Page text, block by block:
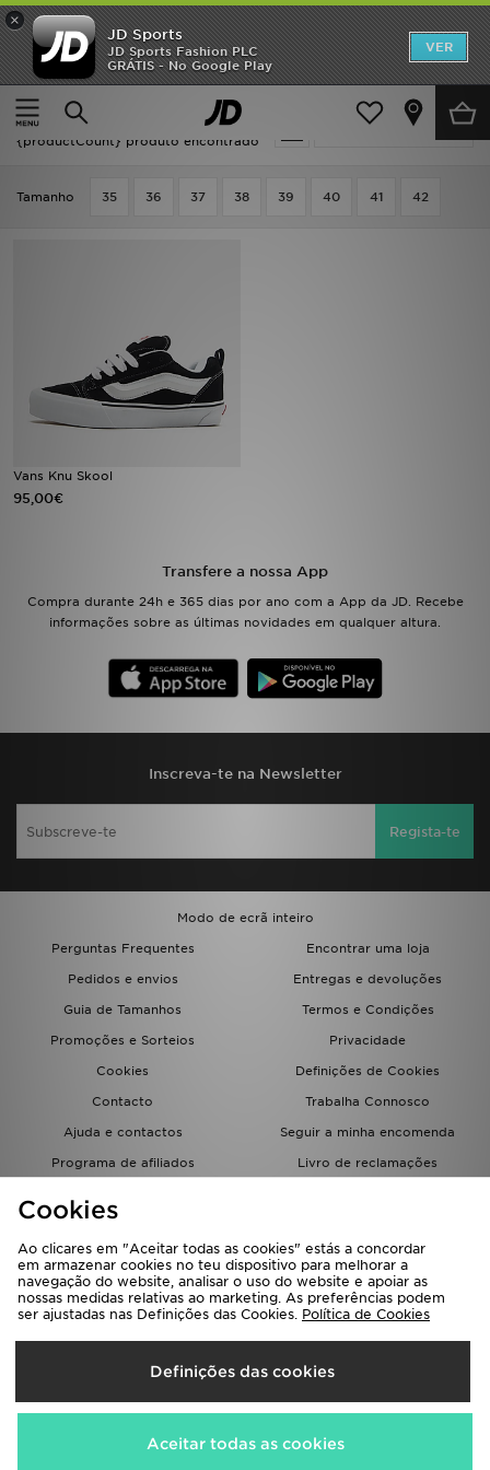
×
JD Sports
JD Sports Fashion PLC
GRÁTIS - No Google Play
VER
Página principal
Mulher
Actualizar a pesquisa
Mulher - Vans Knu Skool
{productCount} produto encontrado
Tamanho 35 36 37 38 39 40 41 42
Vans Knu Skool
95,00€
Transfere a nossa App
Compra durante 24h e 365 dias por ano com a App da JD. Recebe
informações sobre as últimas novidades em qualquer altura.
Inscreva-te na Newsletter
Regista-te
Modo de ecrã inteiro
Perguntas Frequentes
Encontrar uma loja
Pedidos e envios
Entregas e devoluções
Guia de Tamanhos
Termos e Condições
Promoções e Sorteios
Privacidade
Cookies
Definições de Cookies
Contacto
Trabalha Connosco
Ajuda e contactos
Seguir a minha encomenda
Programa de afiliados
Livro de reclamações
Seleciona O País
Portugal
Aceitamos os seguintes métodos de pagamento
INÍCIO
Promoções
NOVIDADES
DESPORTO
ATENÇÃO AO CLIENTE
FAZ DOWNLOAD DA APP
TRABALHA CONNOSCO
Cookies
Ao clicares em "Aceitar todas as cookies" estás a concordar
em armazenar cookies no teu dispositivo para melhorar a
navegação do website, analisar o uso do website e apoiar as
nossas medidas relativas ao marketing. As preferências podem
ser ajustadas nas Definições das Cookies. Política de Cookies
Definições das cookies
Aceitar todas as cookies